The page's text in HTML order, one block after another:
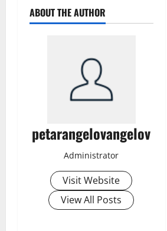
ABOUT THE AUTHOR
petarangelovangelov
Administrator
Visit Website
View All Posts